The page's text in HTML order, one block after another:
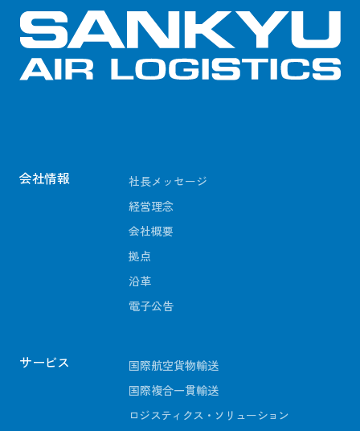
会社情報
社長メッセージ
経営理念
会社概要
拠点
沿革
電子公告
サービス
国際航空貨物輸送
国際複合一貫輸送
ロジスティクス・ソリューション